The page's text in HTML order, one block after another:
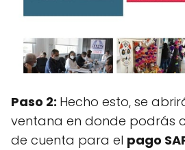
Paso 2: Hecho esto, se
ventana en donde podrás
de cuenta para el pago